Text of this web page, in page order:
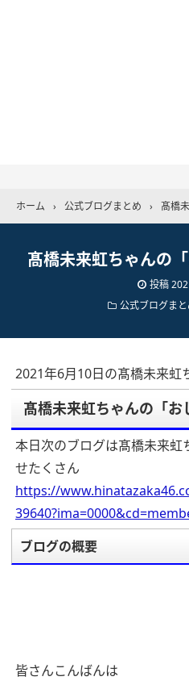
ホーム › 公式ブログまとめ › 髙橋
髙橋未来虹ちゃんの
投稿
公式ブログまと
2021年6月10日の髙橋未来虹
髙橋未来虹ちゃんの「お
本日次のブログは髙橋未来虹
せたくさん
https://
ブログの概要
皆さんこんばんは